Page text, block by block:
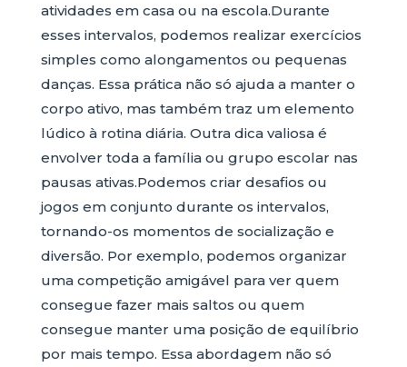
atividades em casa ou na escola.Durante
esses intervalos, podemos realizar exercícios
simples como alongamentos ou pequenas
danças. Essa prática não só ajuda a manter o
corpo ativo, mas também traz um elemento
lúdico à rotina diária. Outra dica valiosa é
envolver toda a família ou grupo escolar nas
pausas ativas.Podemos criar desafios ou
jogos em conjunto durante os intervalos,
tornando-os momentos de socialização e
diversão. Por exemplo, podemos organizar
uma competição amigável para ver quem
consegue fazer mais saltos ou quem
consegue manter uma posição de equilíbrio
por mais tempo. Essa abordagem não só